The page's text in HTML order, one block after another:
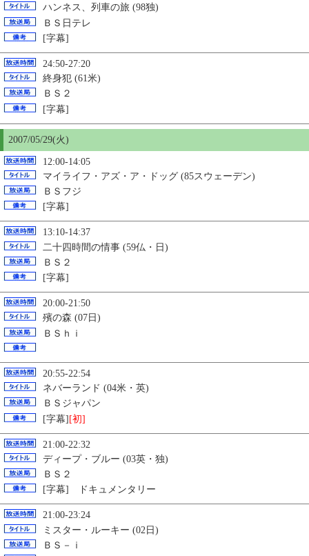
ハンネス、列車の旅 (98独)
ＢＳ日テレ
[字幕]
24:50-27:20
終身犯 (61米)
ＢＳ２
[字幕]
2007/05/29(火)
12:00-14:05
マイライフ・アズ・ア・ドッグ (85スウェーデン)
ＢＳフジ
[字幕]
13:10-14:37
二十四時間の情事 (59仏・日)
ＢＳ２
[字幕]
20:00-21:50
殯の森 (07日)
ＢＳｈｉ
20:55-22:54
ネバーランド (04米・英)
ＢＳジャパン
[字幕][初]
21:00-22:32
ディープ・ブルー (03英・独)
ＢＳ２
[字幕] ドキュメンタリー
21:00-23:24
ミスター・ルーキー (02日)
ＢＳ－ｉ